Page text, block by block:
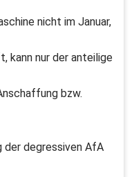
nicht im Januar,
kann nur der anteilige
bzw.
der degressiven AfA